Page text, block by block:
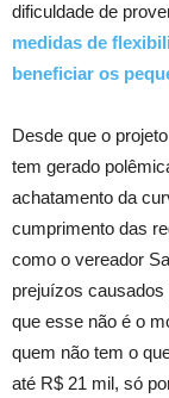
dificuldade de
medidas de
beneficiar os
Desde que o
tem gerado
achatamento da
cumprimento das
como o vereador
prejuízos causados
que esse não é o
quem não tem o
até R$ 21 mil, só